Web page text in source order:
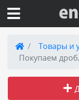
Вход на сайт
Публикации
Товары и
Покупаем